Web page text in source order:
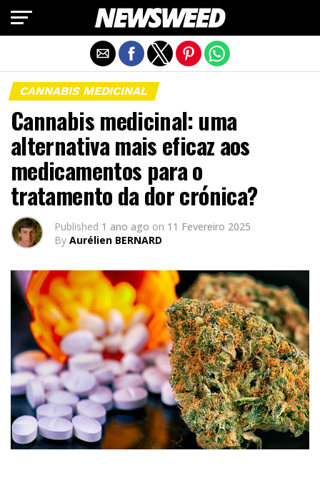
CANNABIS MEDICINAL
Cannabis medicinal: uma
alternativa mais eficaz aos
medicamentos para o
tratamento da dor crónica?
Published 1 ano ago on 11 Fevereiro 2025
By Aurélien BERNARD
Exit mobile version